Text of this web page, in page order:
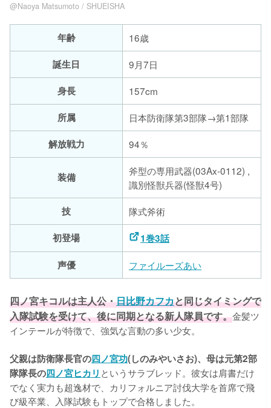
@Naoya Matsumoto / SHUEISHA
年齢
16歳
誕生日
9月7日
身長
157cm
所属
日本防衛隊第3部隊→第1部隊
解放戦力
94％
装備
斧型の専用武器(03Ax-0112) ,
識別怪獣兵器(怪獣4号)
技
隊式斧術
初登場
1巻3話
声優
ファイルーズあい
四ノ宮キコルは主人公・日比野カフカと同じタイミングで
入隊試験を受けて、後に同期となる新人隊員です。金髪ツ
インテールが特徴で、強気な言動の多い少女。
父親は防衛隊長官の四ノ宮功(しのみやいさお)、母は元第2部
隊隊長の四ノ宮ヒカリ というサラブレッド。彼女は肩書だけ
でなく実力も超逸材で、カリフォルニア討伐大学を首席で飛
び級卒業、入隊試験もトップで合格しました。